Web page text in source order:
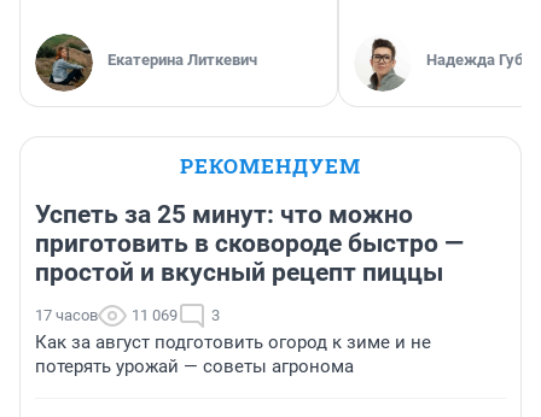
Екатерина Литкевич Надежда
РЕКОМЕНДУЕМ
Успеть за 25 минут: что можно
приготовить в сковороде быстро —
простой и вкусный рецепт пиццы
17 часов 11 069 3
Как за август подготовить огород к зиме и не
потерять урожай — советы агронома